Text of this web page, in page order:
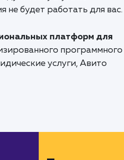
будет работать для вас.
платформ для
программного
услуги, Авито